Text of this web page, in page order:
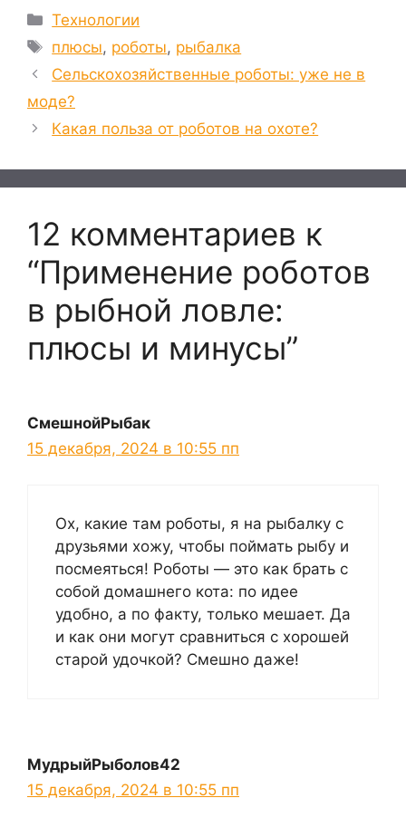
Рубрики
Технологии
Метки
плюсы, роботы, рыбалка
Сельскохозяйственные роботы: уже не в
моде?
Какая польза от роботов на охоте?
12 комментариев к
“Применение роботов
в рыбной ловле:
плюсы и минусы”
СмешнойРыбак
15 декабря, 2024 в 10:55 пп
Ох, какие там роботы, я на рыбалку с
друзьями хожу, чтобы поймать рыбу и
посмеяться! Роботы — это как брать с
собой домашнего кота: по идее
удобно, а по факту, только мешает. Да
и как они могут сравниться с хорошей
старой удочкой? Смешно даже!
МудрыйРыболов42
15 декабря, 2024 в 10:55 пп